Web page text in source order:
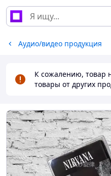
Аудио/видео продукция
К сожалению, товар
товары от других